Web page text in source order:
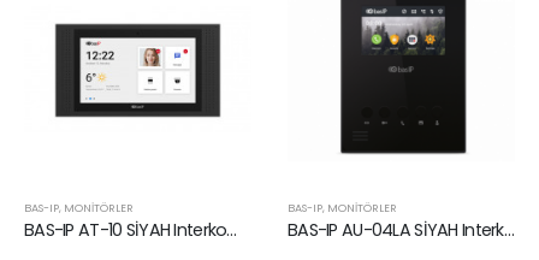
BAS-IP, MONITÖRLER
BAS-IP AT-10 SİYAH Interkom Monitörü
BAS-IP, MONITÖRLER
BAS-IP AU-04LA SİYAH Interkom Monitörü